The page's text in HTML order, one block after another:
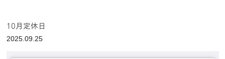
10月定休日
2025.09.25